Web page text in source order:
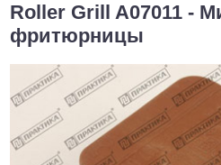
Roller Grill A07011 -
фритюрницы